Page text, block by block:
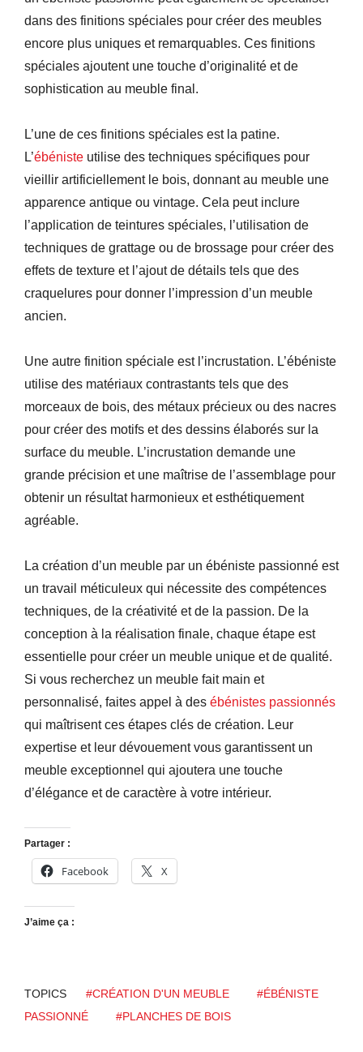
dans des finitions spéciales pour créer des meubles
encore plus uniques et remarquables. Ces finitions
spéciales ajoutent une touche d’originalité et de
sophistication au meuble final.
L’une de ces finitions spéciales est la patine.
L’ébéniste utilise des techniques spécifiques pour
vieillir artificiellement le bois, donnant au meuble une
apparence antique ou vintage. Cela peut inclure
l’application de teintures spéciales, l’utilisation de
techniques de grattage ou de brossage pour créer des
effets de texture et l’ajout de détails tels que des
craquelures pour donner l’impression d’un meuble
ancien.
Une autre finition spéciale est l’incrustation. L’ébéniste
utilise des matériaux contrastants tels que des
morceaux de bois, des métaux précieux ou des nacres
pour créer des motifs et des dessins élaborés sur la
surface du meuble. L’incrustation demande une
grande précision et une maîtrise de l’assemblage pour
obtenir un résultat harmonieux et esthétiquement
agréable.
La création d’un meuble par un ébéniste passionné est
un travail méticuleux qui nécessite des compétences
techniques, de la créativité et de la passion. De la
conception à la réalisation finale, chaque étape est
essentielle pour créer un meuble unique et de qualité.
Si vous recherchez un meuble fait main et
personnalisé, faites appel à des ébénistes passionnés
qui maîtrisent ces étapes clés de création. Leur
expertise et leur dévouement vous garantissent un
meuble exceptionnel qui ajoutera une touche
d’élégance et de caractère à votre intérieur.
Partager :
Facebook X
J’aime ça :
TOPICS #CRÉATION D'UN MEUBLE
#ÉBÉNISTE
PASSIONNÉ
#PLANCHES DE BOIS